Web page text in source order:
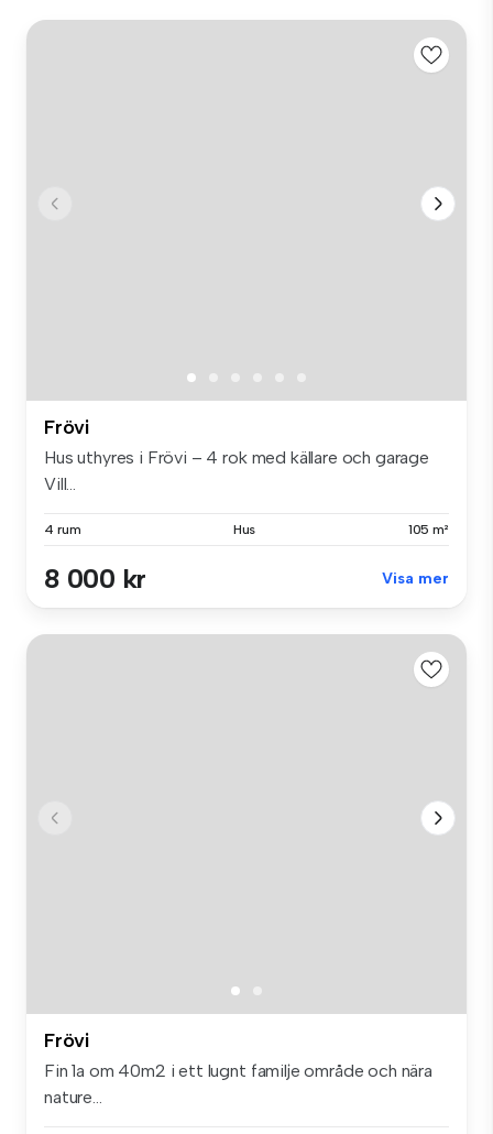
Frövi
Hus uthyres i Frövi – 4 rok med källare och garage
Vill...
4 rum Hus 105 m²
8 000 kr Visa mer
Frövi
Fin 1a om 40m2 i ett lugnt familje område och nära
nature...